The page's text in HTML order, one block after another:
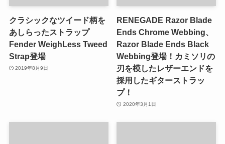
クラシックなツイード柄を
あしらったストラップ
Fender WeighLess Tweed
Strap登場
2019年8月9日
RENEGADE Razor Blade
Ends Chrome Webbing、
Razor Blade Ends Black
Webbing登場！カミソリの
刃を模したレザーエンドを
採用したギターストラッ
プ！
2020年3月1日